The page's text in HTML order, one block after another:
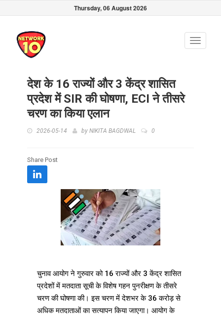
Thursday, 06 August 2026
Toggle
देश के 16 राज्यों और 3 केंद्र शासित
प्रदेश में SIR की घोषणा, ECI ने तीसरे
चरण का किया एलान
2026-05-14 by NIKITA BAGDWAL 0
Share Post
चुनाव आयोग ने गुरुवार को 16 राज्यों और 3 केंद्र शासित
प्रदेशों में मतदाता सूची के विशेष गहन पुनरीक्षण के तीसरे
चरण की घोषणा की। इस चरण में देशभर के 36 करोड़ से
अधिक मतदाताओं का सत्यापन किया जाएगा। आयोग के